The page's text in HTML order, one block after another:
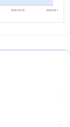
2020-02-05 2020-06-16